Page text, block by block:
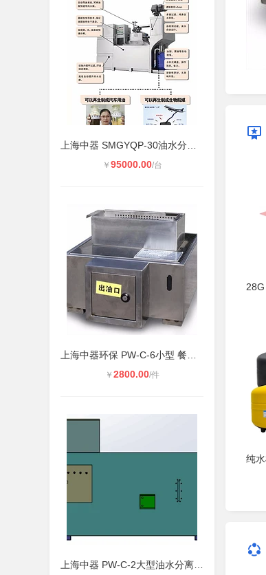
￥ 95000.00/台
￥ 2800.00/件